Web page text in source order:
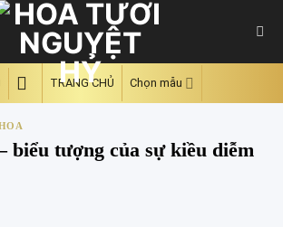
TRANG CHỦ Chọn mẫu
biểu tượng của sự kiều diễm